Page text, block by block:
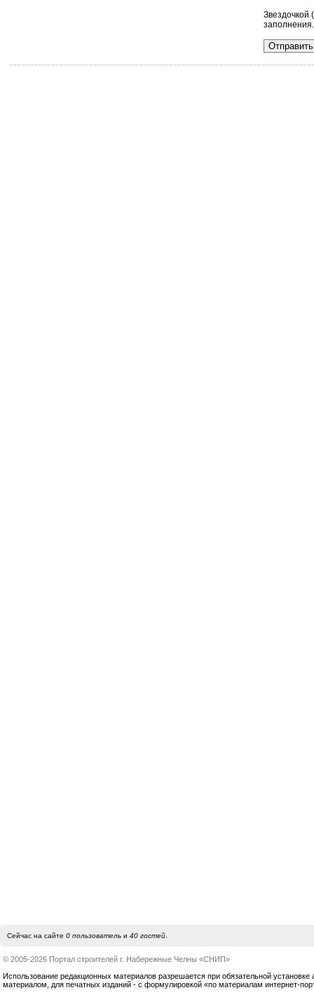
Звездочкой
заполнения.
Сейчас на сайте 0 пользовательи 40 гостей.
© 2005-2026 Портал строителей г. Набережные Челны «СНИП»
Использование редакционных материалов разрешается при обязательной установке
материалом, для печатных изданий - с формулировкой «по материалам интернет-